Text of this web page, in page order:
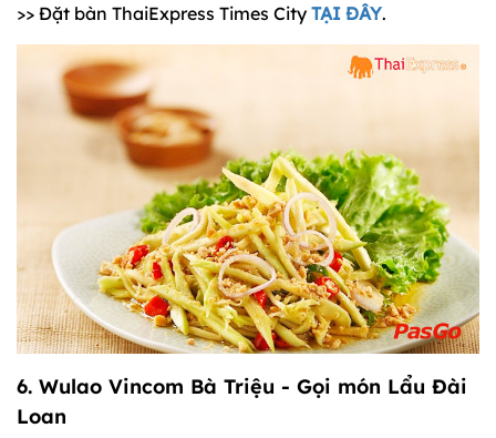
>> Đặt bàn ThaiExpress Times City TẠI ĐÂY.
6. Wulao Vincom Bà Triệu - Gọi món Lẩu Đài
Loan